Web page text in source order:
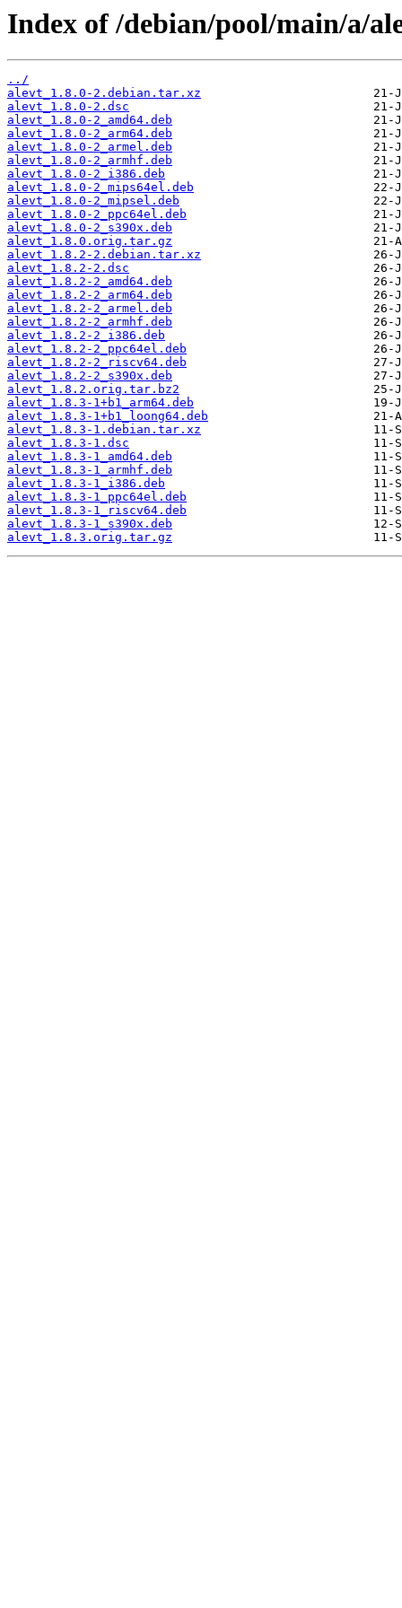
Index of /debian/pool/main/a/
../
alevt_1.8.0-2.debian.tar.xz
alevt_1.8.0-2.dsc
alevt_1.8.0-2_amd64.deb
alevt_1.8.0-2_arm64.deb
alevt_1.8.0-2_armel.deb
alevt_1.8.0-2_armhf.deb
alevt_1.8.0-2_i386.deb
alevt_1.8.0-2_mips64el.deb
alevt_1.8.0-2_mipsel.deb
alevt_1.8.0-2_ppc64el.deb
alevt_1.8.0-2_s390x.deb
alevt_1.8.0.orig.tar.gz
alevt_1.8.2-2.debian.tar.xz
alevt_1.8.2-2.dsc
alevt_1.8.2-2_amd64.deb
alevt_1.8.2-2_arm64.deb
alevt_1.8.2-2_armel.deb
alevt_1.8.2-2_armhf.deb
alevt_1.8.2-2_i386.deb
alevt_1.8.2-2_ppc64el.deb
alevt_1.8.2-2_riscv64.deb
alevt_1.8.2-2_s390x.deb
alevt_1.8.2.orig.tar.bz2
alevt_1.8.3-1+b1_arm64.deb
alevt_1.8.3-1+b1_loong64.deb
alevt_1.8.3-1.debian.tar.xz
alevt_1.8.3-1.dsc
alevt_1.8.3-1_amd64.deb
alevt_1.8.3-1_armhf.deb
alevt_1.8.3-1_i386.deb
alevt_1.8.3-1_ppc64el.deb
alevt_1.8.3-1_riscv64.deb
alevt_1.8.3-1_s390x.deb
alevt_1.8.3.orig.tar.gz